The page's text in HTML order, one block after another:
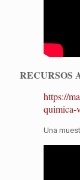
RECURSOS
https://
quimica-
Una